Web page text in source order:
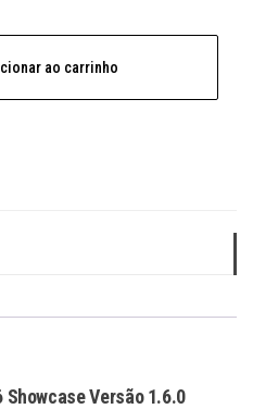
ao carrinho
Showcase Versão 1.6.0